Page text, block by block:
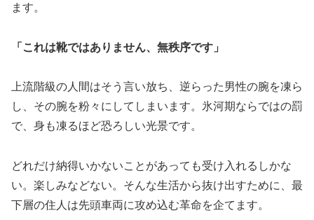
ます。
「これは靴ではありません、無秩序です」
上流階級の人間はそう言い放ち、逆らった男性の腕を凍ら
し、その腕を粉々にしてしまいます。氷河期ならではの罰
で、身も凍るほど恐ろしい光景です。
どれだけ納得いかないことがあっても受け入れるしかな
い。楽しみなどない。そんな生活から抜け出すために、最
下層の住人は先頭車両に攻め込む革命を企てます。